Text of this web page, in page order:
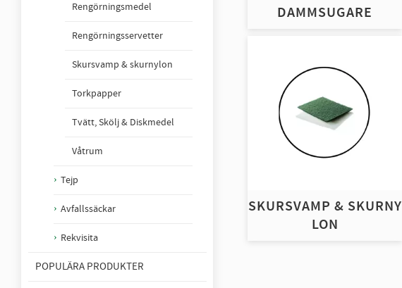
DAMMSUGARE
SKURSVAMP & SKURNY
LON
Rengörningsmedel
Rengörningsservetter
Skursvamp & skurnylon
Torkpapper
Tvätt, Skölj & Diskmedel
Våtrum
Tejp
Avfallssäckar
Rekvisita
POPULÄRA PRODUKTER